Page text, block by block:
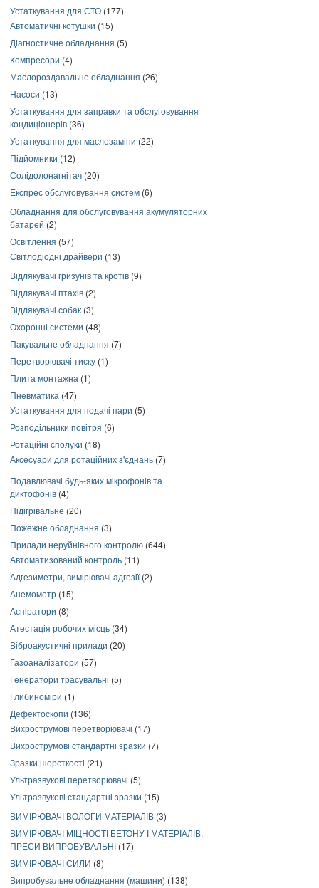
Устаткування для СТО (177)
Автоматичні котушки (15)
Діагностичне обладнання (5)
Компресори (4)
Маслороздавальне обладнання (26)
Насоси (13)
Устаткування для заправки та обслуговування
кондиціонерів (36)
Устаткування для маслозаміни (22)
Підйомники (12)
Солідолонагнітач (20)
Експрес обслуговування систем (6)
Обладнання для обслуговування акумуляторних
батарей (2)
Освітлення (57)
Світлодіодні драйвери (13)
Відлякувачі гризунів та кротів (9)
Відлякувачі птахів (2)
Відлякувачі собак (3)
Охоронні системи (48)
Пакувальне обладнання (7)
Перетворювачі тиску (1)
Плита монтажна (1)
Пневматика (47)
Устаткування для подачі пари (5)
Розподільники повітря (6)
Ротаційні сполуки (18)
Аксесуари для ротаційних з'єднань (7)
Подавлювачі будь-яких мікрофонів та
диктофонів (4)
Підігрівальне (20)
Пожежне обладнання (3)
Прилади неруйнівного контролю (644)
Автоматизований контроль (11)
Адгезиметри, вимірювачі адгезії(2)
Анемометр (15)
Аспіратори (8)
Атестація робочих місць (34)
Віброакустичні прилади (20)
Газоаналізатори (57)
Генератори трасувальні (5)
Глибиноміри (1)
Дефектоскопи (136)
Вихрострумові перетворювачі (17)
Вихрострумові стандартні зразки (7)
Зразки шорсткості (21)
Ультразвукові перетворювачі (5)
Ультразвукові стандартні зразки (15)
ВИМІРЮВАЧІ ВОЛОГИ МАТЕРІАЛІВ (3)
ВИМІРЮВАЧІ МІЦНОСТІ БЕТОНУ І МАТЕРІАЛІВ,
ПРЕСИ ВИПРОБУВАЛЬНІ (17)
ВИМІРЮВАЧІ СИЛИ (8)
Випробувальне обладнання (машини) (138)